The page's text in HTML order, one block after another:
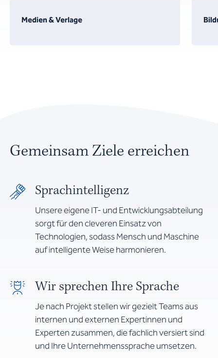
Medien & Verlage
Gemeinsam Ziele erreichen
Sprachintelligenz
Unsere eigene IT- und Entwicklungsabteilung
sorgt für den cleveren Einsatz von
Technologien, sodass Mensch und Maschine
auf intelligente Weise harmonieren.
Wir sprechen Ihre Sprache
Je nach Projekt stellen wir gezielt Teams aus
internen und externen Expertinnen und
Experten zusammen, die fachlich versiert sind
und Ihre Unternehmenssprache umsetzen.